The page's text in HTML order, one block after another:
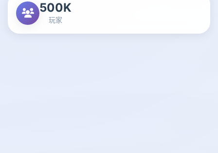
500K
玩家